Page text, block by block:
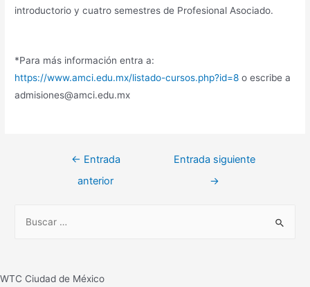
introductorio y cuatro semestres de Profesional Asociado.
*Para más información entra a:
https://www.amci.edu.mx/listado-cursos.php?id=8 o escribe a
admisiones@amci.edu.mx
Navegación
← Entrada
anterior
Entrada siguiente
→
WTC Ciudad de México